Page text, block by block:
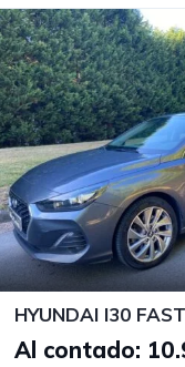
Al contado: